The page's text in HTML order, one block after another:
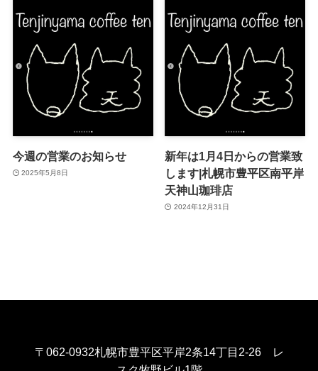
今週の営業のお知らせ
2025年5月8日
新年は1月4日からの営業致
します|札幌市豊平区南平岸
天神山珈琲店
2024年12月31日
〒062-0932札幌市豊平区平岸2条14丁目2-26 レ